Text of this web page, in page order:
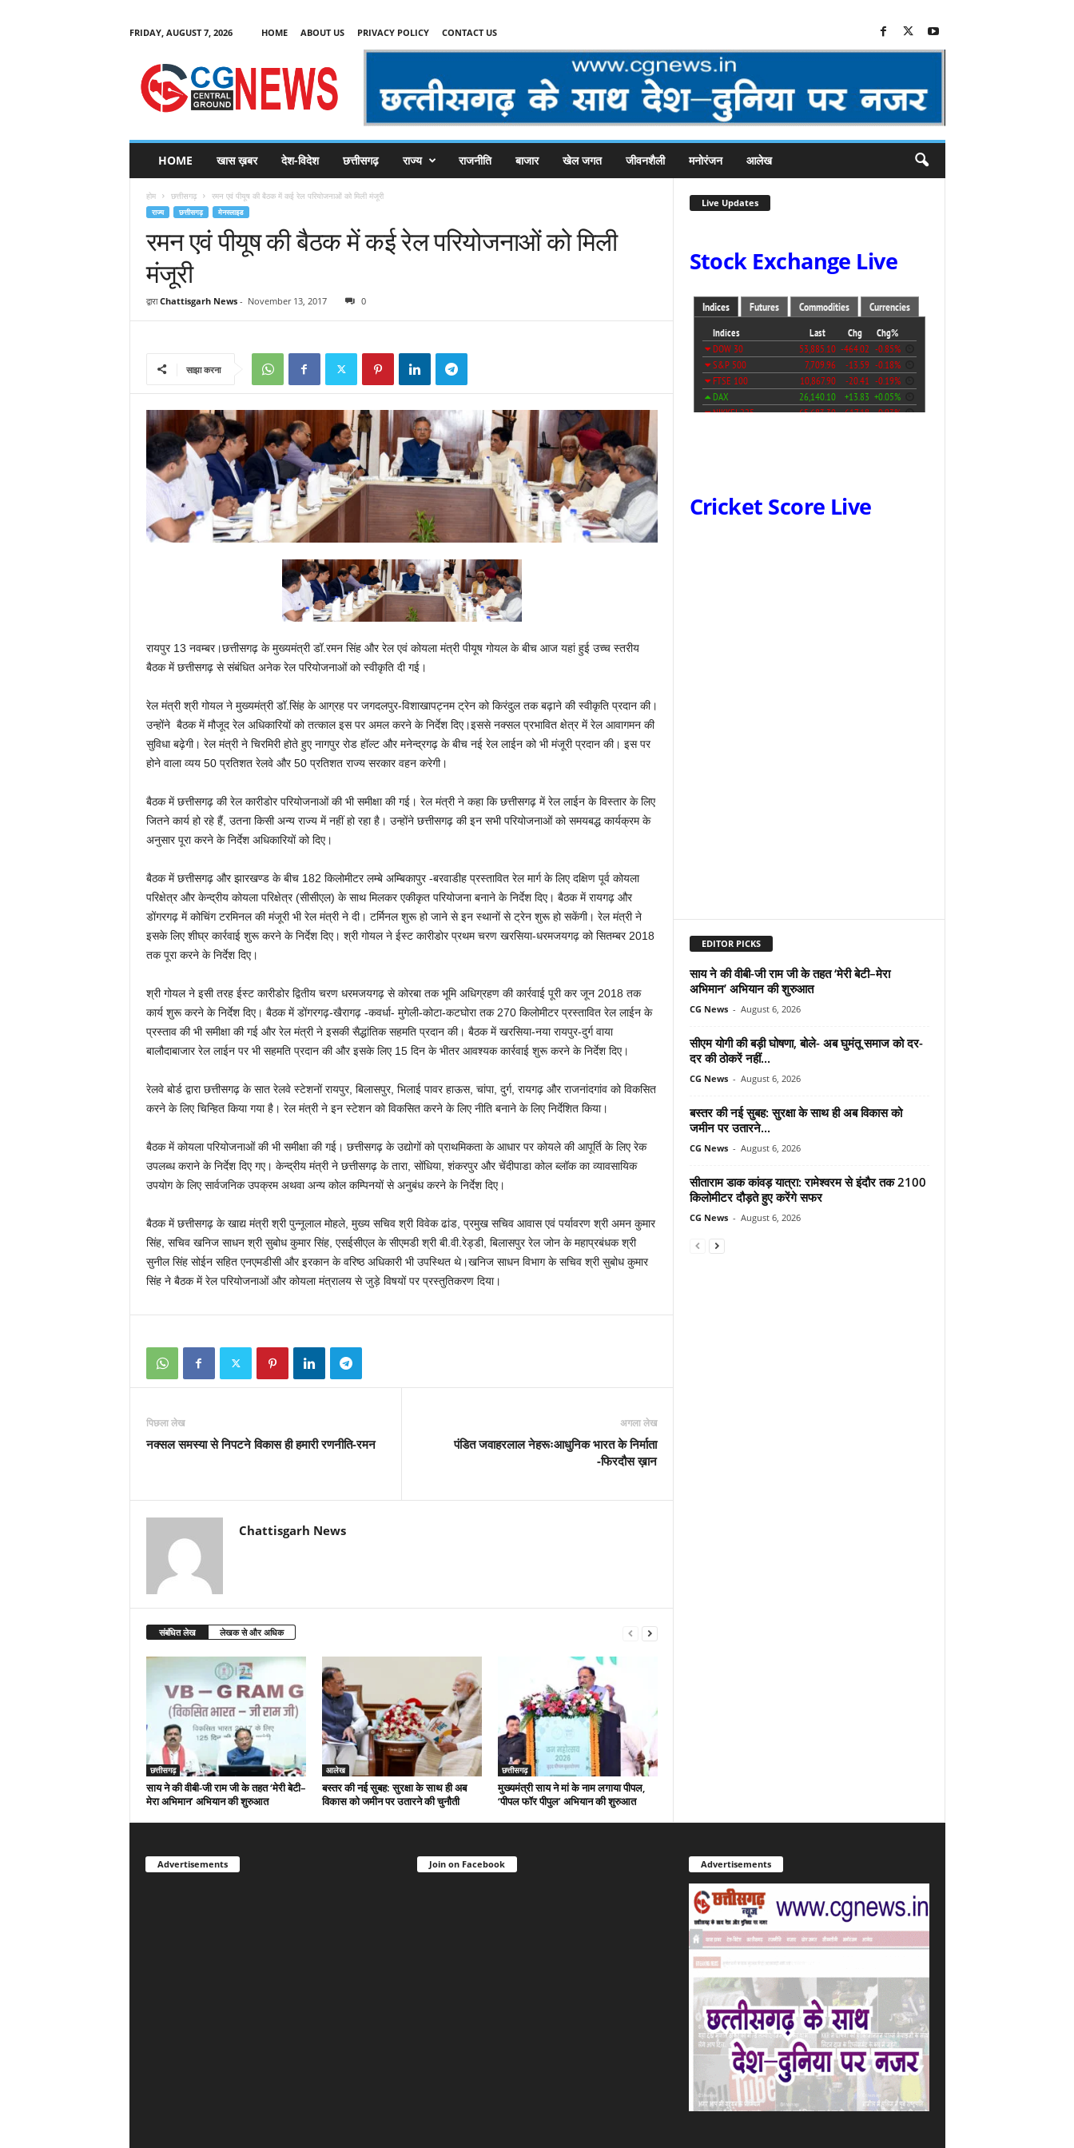
FRIDAY, AUGUST 7, 2026 HOME ABOUT US PRIVACY POLICY CONTACT US
C
HOME खास ख़बर देश-विदेश छत्तीसगढ़ राज्य राजनीति बाजार खेल जगत जीवनशैली मनोरंजन आलेख
होम छत्तीसगढ़ रमन एवं पीयूष की बैठक में कई रेल परियोजनाओं को मिली मंजूरी
राज्य छत्तीसगढ़ मेनस्लाइड
रमन एवं पीयूष की बैठक में कई रेल परियोजनाओं को मिली
मंजूरी
द्वारा Chattisgarh News- November 13, 2017 0
साझा करना
रायपुर 13 नवम्बर।छत्तीसगढ़ के मुख्यमंत्री डॉ.रमन सिंह और रेल एवं कोयला मंत्री पीयूष गोयल के बीच आज यहां हुई उच्च स्तरीय
बैठक में छत्तीसगढ़ से संबंधित अनेक रेल परियोजनाओं को स्वीकृति दी गई।
रेल मंत्री श्री गोयल ने मुख्यमंत्री डॉ.सिंह के आग्रह पर जगदलपुर-विशाखापट्नम ट्रेन को किरंदुल तक बढ़ाने की स्वीकृति प्रदान की।
उन्होंने बैठक में मौजूद रेल अधिकारियों को तत्काल इस पर अमल करने के निर्देश दिए।इससे नक्सल प्रभावित क्षेत्र में रेल आवागमन की
सुविधा बढ़ेगी। रेल मंत्री ने चिरमिरी होते हुए नागपुर रोड हॉल्ट और मनेन्द्रगढ़ के बीच नई रेल लाईन को भी मंजूरी प्रदान की। इस पर
होने वाला व्यय 50 प्रतिशत रेलवे और 50 प्रतिशत राज्य सरकार वहन करेगी।
बैठक में छत्तीसगढ़ की रेल कारीडोर परियोजनाओं की भी समीक्षा की गई। रेल मंत्री ने कहा कि छत्तीसगढ़ में रेल लाईन के विस्तार के लिए
जितने कार्य हो रहे हैं, उतना किसी अन्य राज्य में नहीं हो रहा है। उन्होंने छत्तीसगढ़ की इन सभी परियोजनाओं को समयबद्ध कार्यक्रम के
अनुसार पूरा करने के निर्देश अधिकारियों को दिए।
बैठक में छत्तीसगढ़ और झारखण्ड के बीच 182 किलोमीटर लम्बे अम्बिकापुर -बरवाडीह प्रस्तावित रेल मार्ग के लिए दक्षिण पूर्व कोयला
परिक्षेत्र और केन्द्रीय कोयला परिक्षेत्र (सीसीएल) के साथ मिलकर एकीकृत परियोजना बनाने के निर्देश दिए। बैठक में रायगढ़ और
डोंगरगढ़ में कोचिंग टरमिनल की मंजूरी भी रेल मंत्री ने दी। टर्मिनल शुरू हो जाने से इन स्थानों से ट्रेन शुरू हो सकेंगी। रेल मंत्री ने
इसके लिए शीघ्र कार्रवाई शुरू करने के निर्देश दिए। श्री गोयल ने ईस्ट कारीडोर प्रथम चरण खरसिया-धरमजयगढ़ को सितम्बर 2018
तक पूरा करने के निर्देश दिए।
श्री गोयल ने इसी तरह ईस्ट कारीडोर द्वितीय चरण धरमजयगढ़ से कोरबा तक भूमि अधिग्रहण की कार्रवाई पूरी कर जून 2018 तक
कार्य शुरू करने के निर्देश दिए। बैठक में डोंगरगढ़-खैरागढ़ -कवर्धा- मुगेली-कोटा-कटघोरा तक 270 किलोमीटर प्रस्तावित रेल लाईन के
प्रस्ताव की भी समीक्षा की गई और रेल मंत्री ने इसकी सैद्धांतिक सहमति प्रदान की। बैठक में खरसिया-नया रायपुर-दुर्ग वाया
बालौदाबाजार रेल लाईन पर भी सहमति प्रदान की और इसके लिए 15 दिन के भीतर आवश्यक कार्रवाई शुरू करने के निर्देश दिए।
रेलवे बोर्ड द्वारा छत्तीसगढ़ के सात रेलवे स्टेशनों रायपुर, बिलासपुर, भिलाई पावर हाऊस, चांपा, दुर्ग, रायगढ़ और राजनांदगांव को विकसित
करने के लिए चिन्हित किया गया है। रेल मंत्री ने इन स्टेशन को विकसित करने के लिए नीति बनाने के लिए निर्देशित किया।
बैठक में कोयला परियोजनाओं की भी समीक्षा की गई। छत्तीसगढ़ के उद्योगों को प्राथमिकता के आधार पर कोयले की आपूर्ति के लिए रेक
उपलब्ध कराने के निर्देश दिए गए। केन्द्रीय मंत्री ने छत्तीसगढ़ के तारा, सोंधिया, शंकरपुर और चेंदीपाडा कोल ब्लॉक का व्यावसायिक
उपयोग के लिए सार्वजनिक उपक्रम अथवा अन्य कोल कम्पिनयों से अनुबंध करने के निर्देश दिए।
बैठक में छत्तीसगढ़ के खाद्य मंत्री श्री पुन्नूलाल मोहले, मुख्य सचिव श्री विवेक ढांड, प्रमुख सचिव आवास एवं पर्यावरण श्री अमन कुमार
सिंह, सचिव खनिज साधन श्री सुबोध कुमार सिंह, एसईसीएल के सीएमडी श्री बी.वी.रेड्डी, बिलासपुर रेल जोन के महाप्रबंधक श्री
सुनील सिंह सोईन सहित एनएमडीसी और इरकान के वरिष्ठ अधिकारी भी उपस्थित थे।खनिज साधन विभाग के सचिव श्री सुबोध कुमार
सिंह ने बैठक में रेल परियोजनाओं और कोयला मंत्रालय से जुड़े विषयों पर प्रस्तुतिकरण दिया।
पिछला लेख
नक्सल समस्या से निपटने विकास ही हमारी रणनीति-रमन
अगला लेख
पंडित जवाहरलाल नेहरूःआधुनिक भारत के निर्माता
-फिरदौस ख़ान
Chattisgarh News
संबंधित लेख लेखक से और अधिक
छत्तीसगढ़
साय ने की वीबी-जी राम जी के तहत ‘मेरी बेटी–
मेरा अभिमान’ अभियान की शुरुआत
आलेख
बस्तर की नई सुबह: सुरक्षा के साथ ही अब
विकास को जमीन पर उतारने की चुनौती
छत्तीसगढ़
मुख्यमंत्री साय ने मां के नाम लगाया पीपल,
‘पीपल फॉर पीपुल’ अभियान की शुरुआत
Live Updates
Stock Exchange Live
Cricket Score Live
EDITOR PICKS
साय ने की वीबी-जी राम जी के तहत ‘मेरी बेटी–मेरा
अभिमान’ अभियान की शुरुआत
CG News - August 6, 2026
सीएम योगी की बड़ी घोषणा, बोले- अब घुमंतू समाज को दर-
दर की ठोकरें नहीं...
CG News - August 6, 2026
बस्तर की नई सुबह: सुरक्षा के साथ ही अब विकास को
जमीन पर उतारने...
CG News - August 6, 2026
सीताराम डाक कांवड़ यात्रा: रामेश्वरम से इंदौर तक 2100
किलोमीटर दौड़ते हुए करेंगे सफर
CG News - August 6, 2026
Advertisements Join on Facebook Advertisements